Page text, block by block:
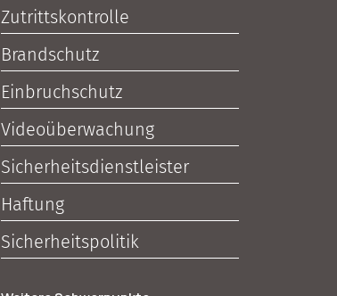
Zutrittskontrolle
Brandschutz
Einbruchschutz
Videoüberwachung
Sicherheitsdienstleister
Haftung
Sicherheitspolitik